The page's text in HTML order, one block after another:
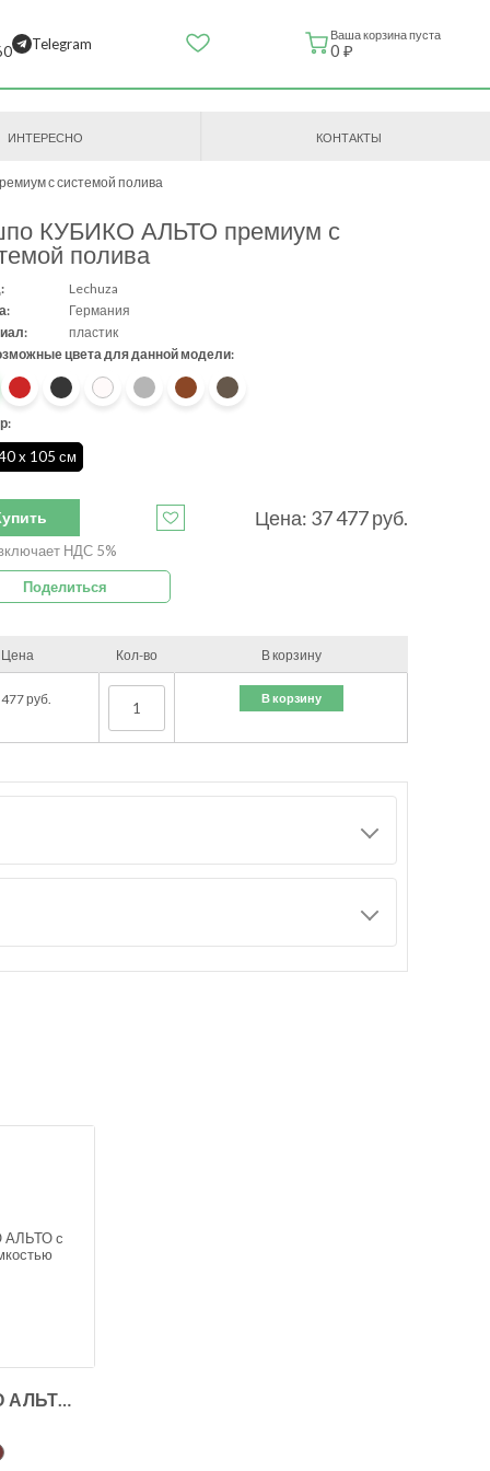
Telegram Ваша корзина пуста
0 ₽
ИНТЕРЕСНО КОНТАКТЫ
с системой полива
КУБИКО АЛЬТО премиум с
полива
Lechuza
Германия
пластик
цвета для данной модели:
x 105 см
Цена: 37 477руб.
НДС 5%
Поделиться
Цена Кол-во В корзину
руб. В корзину
Кашпо Куб ЧИО АЛЬТО с внутренней емкостью